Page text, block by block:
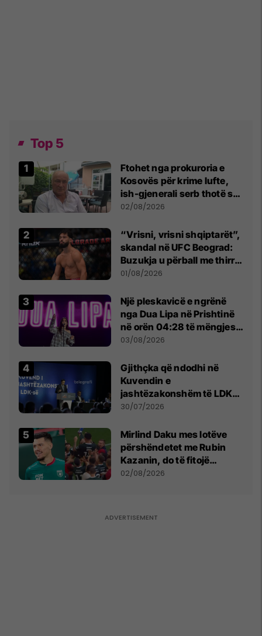
Top 5
Ftohet nga prokuroria e
Kosovës për krime lufte,
ish-gjenerali serb thotë se
dikush e tradhtoi në
02/08/2026
“Vrisni, vrisni shqiptarët”,
skandal në UFC Beograd:
Buzukja u përball me thirrje
anti-shqiptare nga
01/08/2026
Një pleskavicë e ngrënë
nga Dua Lipa në Prishtinë
në orën 04:28 të mëngjesit
- dhe bota digjitale serbe
03/08/2026
Gjithçka që ndodhi në
Kuvendin e
jashtëzakonshëm të LDK-
së
30/07/2026
Mirlind Daku mes lotëve
përshëndetet me Rubin
Kazanin, do të fitojë
miliona te Spartak Moska
02/08/2026